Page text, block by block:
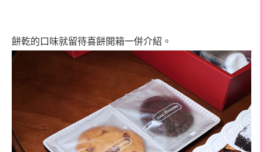
餅乾的口味就留待喜餅開箱一併介紹。